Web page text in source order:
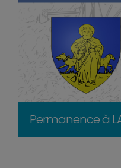
Permanence à